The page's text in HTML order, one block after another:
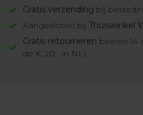
Gratis verzending bij
Aangesloten bij Thuiswinkel
Gratis retourneren binnen 14
de € 20,- in NL)